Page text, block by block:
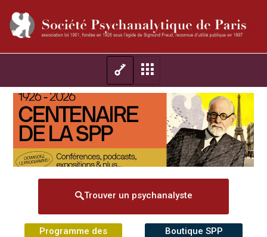
Trouver un psychanalyste
Programme des
Boutique SPP